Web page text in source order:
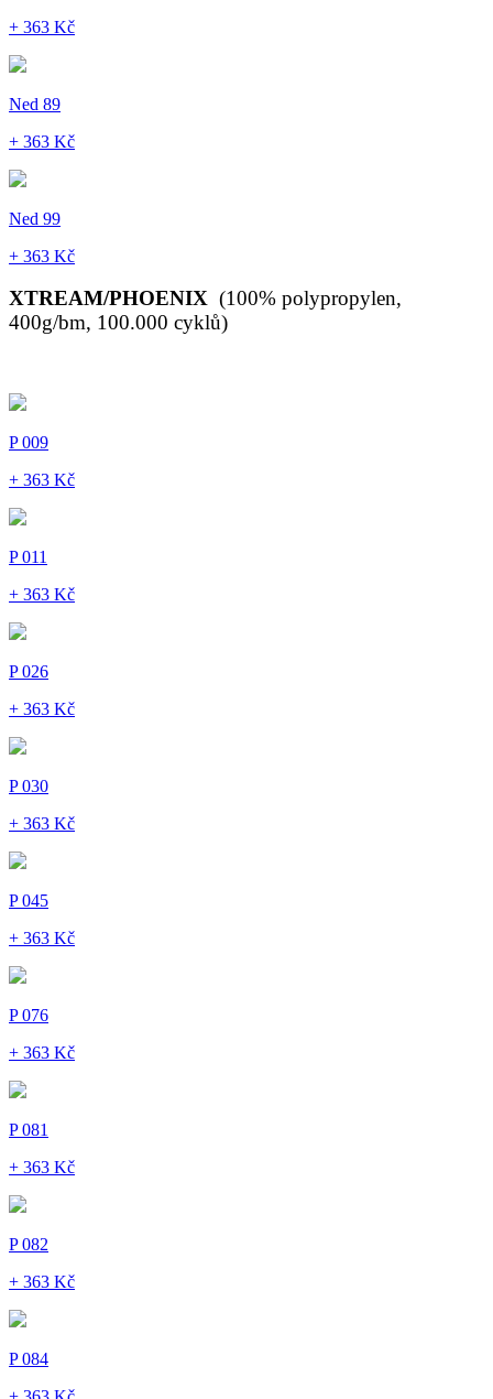
+ 363 Kč
Ned 89
+ 363 Kč
Ned 99
+ 363 Kč
XTREAM/PHOENIX (100% polypropylen,
400g/bm, 100.000 cyklů)
P 009
+ 363 Kč
P 011
+ 363 Kč
P 026
+ 363 Kč
P 030
+ 363 Kč
P 045
+ 363 Kč
P 076
+ 363 Kč
P 081
+ 363 Kč
P 082
+ 363 Kč
P 084